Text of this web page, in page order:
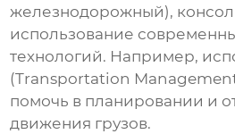
железнодорожный),
использование
технологий. Например,
(Transportation
помочь в планировании и
движения грузов.